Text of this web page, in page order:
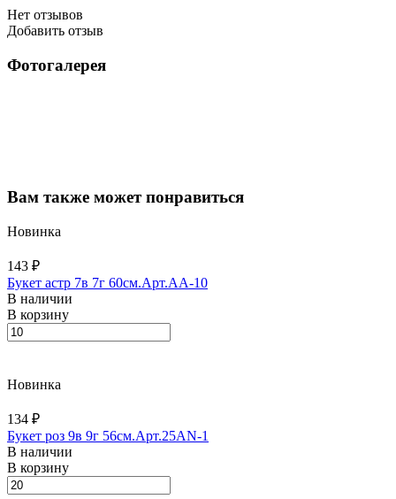
Нет отзывов
Добавить отзыв
Фотогалерея
Вам также может понравиться
Новинка
143 ₽
Букет астр 7в 7г 60см.Арт.AA-10
В наличии
В корзину
Новинка
134 ₽
Букет роз 9в 9г 56см.Арт.25AN-1
В наличии
В корзину